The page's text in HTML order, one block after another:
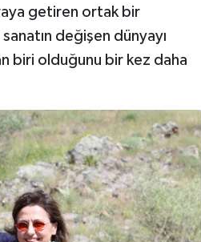
getiren ortak bir
değişen dünyayı
biri olduğunu bir kez daha